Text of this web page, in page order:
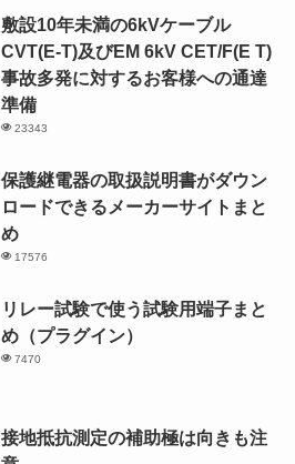
敷設10年未満の6kVケーブル
CVT(E-T)及びEM 6kV CET/F(E T)
事故多発に対するお客様への通達
準備
23343
保護継電器の取扱説明書がダウン
ロードできるメーカーサイトまと
め
17576
リレー試験で使う試験用端子まと
め（プラグイン）
7470
接地抵抗測定の補助極は向きも注